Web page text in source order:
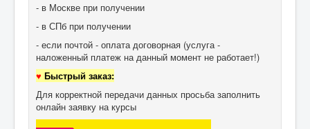
- в Москве при получении
- в СПб при получении
- если почтой - оплата договорная (услуга -
наложенный платеж на данный момент не работает!)
♥ Быстрый заказ:
Для корректной передачи данных просьба заполнить
онлайн заявку на курсы